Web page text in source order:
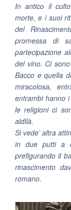
In antico il
morte, e i suoi
del
promessa di
partecipazione
del vino. Ci
Bacco e quella
miracolosa,
entrambi hanno
le religioni ci
aldilà.
Si vede’ altra
in due putti a
prefigurando il
rinascimento
romano.